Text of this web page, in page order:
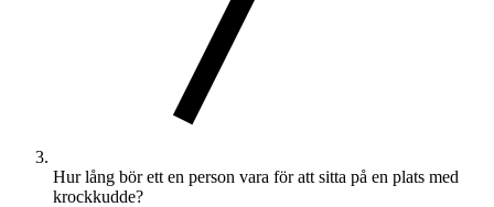
Hur lång bör ett en person vara för att sitta på en plats med
krockkudde?